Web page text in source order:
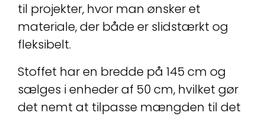
til projekter, hvor man ønsker et
materiale, der både er slidstærkt og
fleksibelt.
Stoffet har en bredde på 145 cm og
sælges i enheder af 50 cm, hvilket gør
det nemt at tilpasse mængden til det